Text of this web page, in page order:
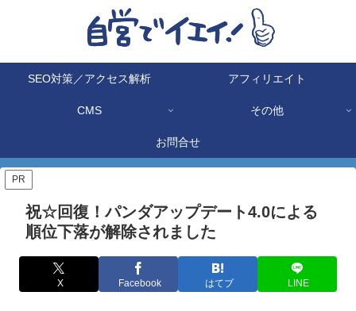
SEO対策／アクセス解析 アフィリエイト
CMS その他
お問合せ
PR
祝☆回復！パンダアップデート4.0による
順位下落が解除されました
X Facebook はてブ LINE